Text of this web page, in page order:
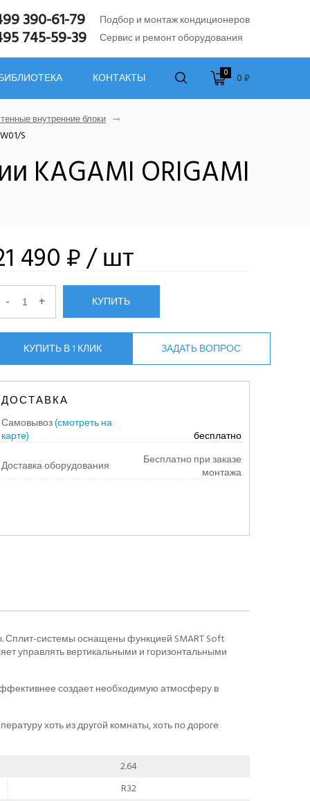
390-61-79 Подбор и монтаж кондиционеров
745-59-39 Сервис и ремонт оборудования
КОНТАКТЫ 0 0 ₽
внутренние блоки
S
KAGAMI ORIGAMI
490 ₽/ шт
- + КУПИТЬ
КУПИТЬ В 1 КЛИК ЗАДАТЬ ВОПРОС
ДОСТАВКА
Самовывоз(смотреть на
карте)
бесплатно
Доставка оборудования
Бесплатно при заказе
монтажа
Сплит-системы оснащены функцией SMART Soft
управлять вертикальными и горизонтальными
создает необходимую атмосферу в
хоть из другой комнаты, хоть по дороге
2.64
R32